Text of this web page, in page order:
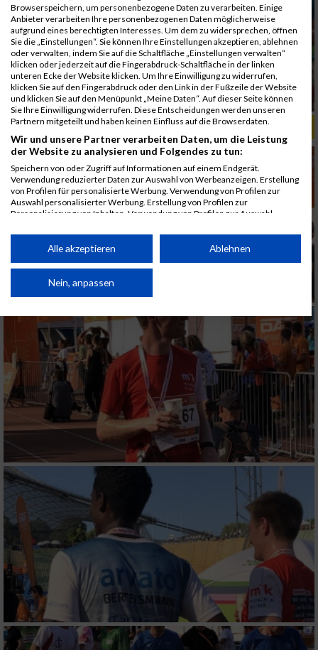
ALBUM B2RUN MÜNCHEN, B2RUN / 16.07.2019
Browserspeichern, um personenbezogene Daten zu verarbeiten. Einige
Anbieter verarbeiten Ihre personenbezogenen Daten möglicherweise
aufgrund eines berechtigten Interesses. Um dem zu widersprechen, öffnen
Sie die „Einstellungen“. Sie können Ihre Einstellungen akzeptieren, ablehnen
oder verwalten, indem Sie auf die Schaltfläche „Einstellungen verwalten“
klicken oder jederzeit auf die Fingerabdruck-Schaltfläche in der linken
unteren Ecke der Website klicken. Um Ihre Einwilligung zu widerrufen,
klicken Sie auf den Fingerabdruck oder den Link in der Fußzeile der Website
und klicken Sie auf den Menüpunkt „Meine Daten“. Auf dieser Seite können
Sie Ihre Einwilligung widerrufen. Diese Entscheidungen werden unseren
Partnern mitgeteilt und haben keinen Einfluss auf die Browserdaten.
Wir und unsere Partner verarbeiten Daten, um die Leistung
der Website zu analysieren und Folgendes zu tun:
Speichern von oder Zugriff auf Informationen auf einem Endgerät.
Verwendung reduzierter Daten zur Auswahl von Werbeanzeigen. Erstellung
von Profilen für personalisierte Werbung. Verwendung von Profilen zur
Auswahl personalisierter Werbung. Erstellung von Profilen zur
Personalisierung von Inhalten. Verwendung von Profilen zur Auswahl
Performance von Inhalten. Analyse von Zielgruppen durch Statistiken oder
Kombinationen von Daten aus verschiedenen Quellen. Entwicklung und
von Inhalten.
Daten können außerhalb der Europäischen Union weitergegeben und in die
Website/App.
Partnerliste anzeigen (1 IAB-Anbieter)
Wir nutzen Ihre Daten für folgende Zwecke:
IAB-Verarbeitungszwecke:
Speichern von oder Zugriff auf Informationen
auf einem Endgerät
Verwendung reduzierter Daten zur Auswahl
von Werbeanzeigen
Erstellung von Profilen für personalisierte
Werbung
Verwendung von Profilen zur Auswahl
personalisierter Werbung
Erstellung von Profilen zur Personalisierung
von Inhalten
Verwendung von Profilen zur Auswahl
personalisierter Inhalte
Alle akzeptieren Ablehnen
Nein, anpassen